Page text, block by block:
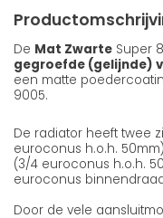
De Mat Zwarte Super
gegroefde (gelijnde)
een matte
9005.
De radiator heeft twee
euroconus h.o.h.
(3/4 euroconus h.o.h.
euroconus
Door de vele